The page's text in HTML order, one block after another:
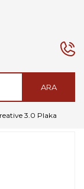
ARA
3.0 Plaka